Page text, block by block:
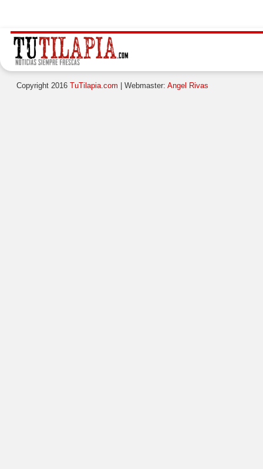
Copyright 2016 TuTilapia.com | Webmaster: Angel Rivas